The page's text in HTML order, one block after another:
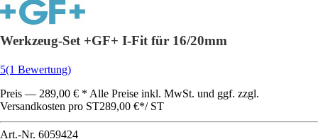
Werkzeug-Set +GF+ I-Fit für 16/20mm
5(1 Bewertung)
Preis — 289,00 € * Alle Preise inkl. MwSt. und ggf. zzgl.
Versandkosten pro ST289,00 €*/ ST
Art.-Nr. 6059424